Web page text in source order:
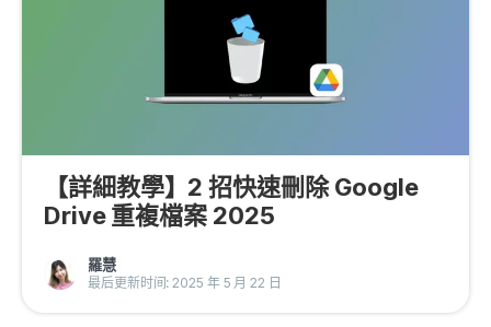
【詳細教學】2 招快速刪除 Google
Drive 重複檔案 2025
羅慧
最后更新时间: 2025 年 5 月 22 日